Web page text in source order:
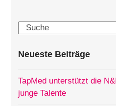
Search
Neueste Beiträge
TapMed unterstützt die
junge Talente